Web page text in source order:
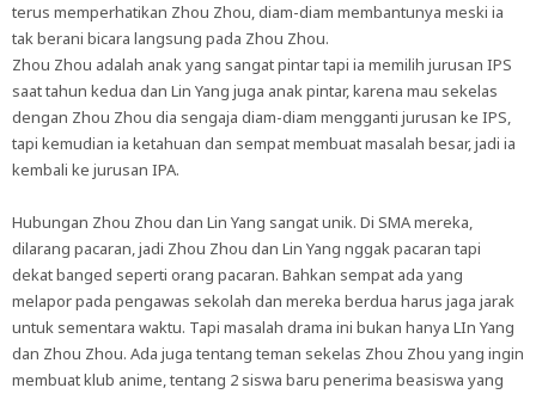
terus memperhatikan Zhou Zhou, diam-diam membantunya meski ia
tak berani bicara langsung pada Zhou Zhou.
Zhou Zhou adalah anak yang sangat pintar tapi ia memilih jurusan IPS
saat tahun kedua dan Lin Yang juga anak pintar, karena mau sekelas
dengan Zhou Zhou dia sengaja diam-diam mengganti jurusan ke IPS,
tapi kemudian ia ketahuan dan sempat membuat masalah besar, jadi ia
kembali ke jurusan IPA.
Hubungan Zhou Zhou dan Lin Yang sangat unik. Di SMA mereka,
dilarang pacaran, jadi Zhou Zhou dan Lin Yang nggak pacaran tapi
dekat banged seperti orang pacaran. Bahkan sempat ada yang
melapor pada pengawas sekolah dan mereka berdua harus jaga jarak
untuk sementara waktu. Tapi masalah drama ini bukan hanya LIn Yang
dan Zhou Zhou. Ada juga tentang teman sekelas Zhou Zhou yang ingin
membuat klub anime, tentang 2 siswa baru penerima beasiswa yang